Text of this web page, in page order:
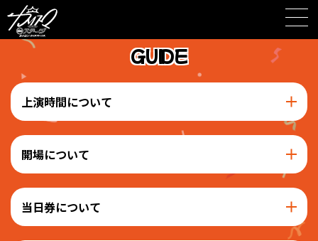
Skip
to
content
GUIDE
上演時間について
開場について
当日券について